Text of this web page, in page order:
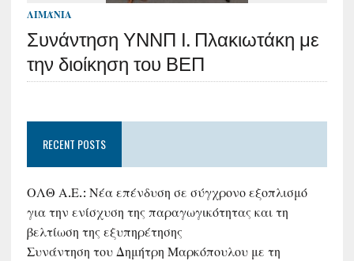
ΛΙΜΆΝΙΑ
Συνάντηση ΥΝΝΠ Ι. Πλακιωτάκη με
την διοίκηση του ΒΕΠ
RECENT POSTS
ΟΛΘ Α.Ε.: Νέα επένδυση σε σύγχρονο εξοπλισμό
για την ενίσχυση της παραγωγικότητας και τη
βελτίωση της εξυπηρέτησης
Συνάντηση του Δημήτρη Μαρκόπουλου με τη